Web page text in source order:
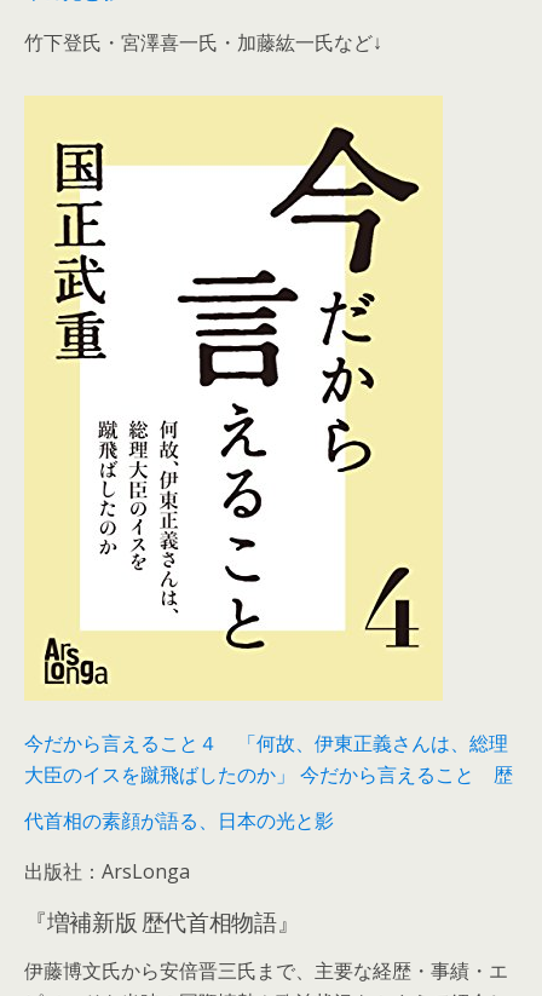
竹下登氏・宮澤喜一氏・加藤紘一氏など↓
今だから言えること４ 「何故、伊東正義さんは、総理
大臣のイスを蹴飛ばしたのか」 今だから言えること 歴
代首相の素顔が語る、日本の光と影
出版社：ArsLonga
『増補新版 歴代首相物語』
伊藤博文氏から安倍晋三氏まで、主要な経歴・事績・エ